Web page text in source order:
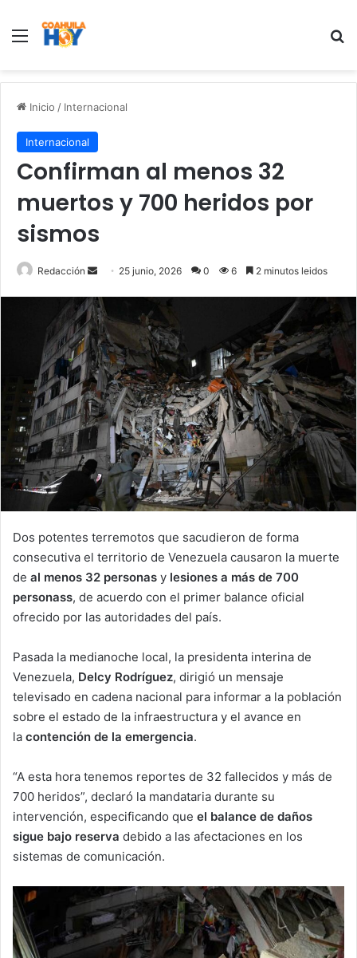
Menu
Inicio / Internacional
Internacional
Confirman al menos 32
muertos y 700 heridos por
sismos
Redacción
n
d
a
n
e
m
a
l
25 junio, 2026 0 6 2 minutos leidos
Dos potentes terremotos que sacudieron de forma
consecutiva el territorio de Venezuela causaron la muerte
de al menos 32 personas y lesiones a más de 700
personass, de acuerdo con el primer balance oficial
ofrecido por las autoridades del país.
Pasada la medianoche local, la presidenta interina de
Venezuela, Delcy Rodríguez, dirigió un mensaje
televisado en cadena nacional para informar a la población
sobre el estado de la infraestructura y el avance en
la contención de la emergencia.
“A esta hora tenemos reportes de 32 fallecidos y más de
700 heridos”, declaró la mandataria durante su
intervención, especificando que el balance de daños
sigue bajo reserva debido a las afectaciones en los
sistemas de comunicación.